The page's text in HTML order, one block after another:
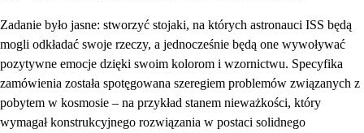
Zadanie było jasne: stworzyć stojaki, na których astronauci ISS będą
mogli odkładać swoje rzeczy, a jednocześnie będą one wywoływać
pozytywne emocje dzięki swoim kolorom i wzornictwu. Specyfika
zamówienia została spotęgowana szeregiem problemów związanych z
pobytem w kosmosie – na przykład stanem nieważkości, który
wymagał konstrukcyjnego rozwiązania w postaci solidnego